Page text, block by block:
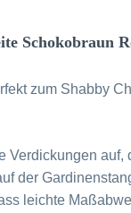
Schokobraun
zum Shabby
der
leichte